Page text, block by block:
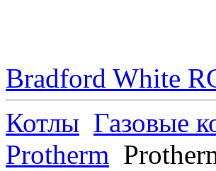
Bradford White
Котлы Газовые
Protherm